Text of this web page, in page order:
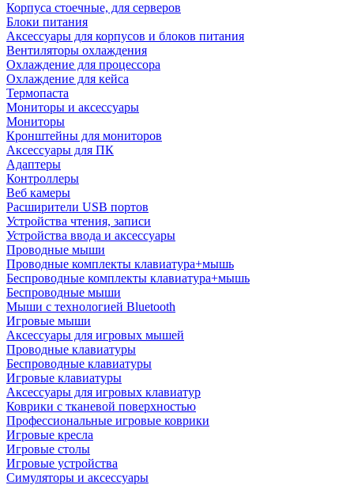
Корпуса стоечные, для серверов
Блоки питания
Аксессуары для корпусов и блоков питания
Вентиляторы охлаждения
Охлаждение для процессора
Охлаждение для кейса
Термопаста
Мониторы и аксессуары
Мониторы
Кронштейны для мониторов
Аксессуары для ПК
Адаптеры
Контроллеры
Веб камеры
Расширители USB портов
Устройства чтения, записи
Устройства ввода и аксессуары
Проводные мыши
Проводные комплекты клавиатура+мышь
Беспроводные комплекты клавиатура+мышь
Беспроводные мыши
Мыши с технологией Bluetooth
Игровые мыши
Аксессуары для игровых мышей
Проводные клавиатуры
Беспроводные клавиатуры
Игровые клавиатуры
Аксессуары для игровых клавиатур
Коврики с тканевой поверхностью
Профессиональные игровые коврики
Игровые кресла
Игровые столы
Игровые устройства
Симуляторы и аксессуары